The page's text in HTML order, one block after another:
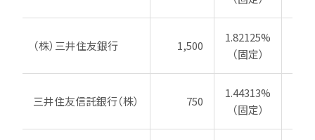
（株）三井住友銀行 1,500
1.82125%
（固定）
三井住友信託銀行（株） 750
1.44313%
（固定）